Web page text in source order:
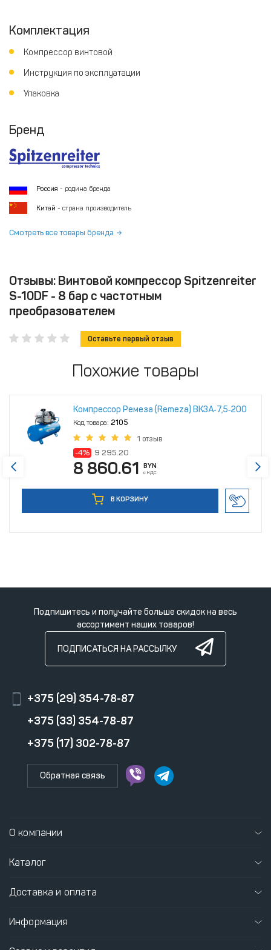
Комплектация
Компрессор винтовой
Инструкция по эксплуатации
Упаковка
Бренд
Россия - родина бренда
Китай - страна производитель
Смотреть все товары бренда
Отзывы: Винтовой компрессор Spitzenreiter
S-10DF - 8 бар с частотным
преобразователем
Оставьте первый отзыв
Похожие товары
Компрессор Ремеза (Remeza) ВК3А‑7,5‑200
Код товара: 2105
1 отзыв
-4% 9 295.20
8 860.61 BYN
с НДС
В КОРЗИНУ
Подпишитесь и получайте больше скидок на весь
ассортимент наших товаров!
ПОДПИСАТЬСЯ НА РАССЫЛКУ
+375 (29) 354-78-87
+375 (33) 354-78-87
+375 (17) 302-78-87
Обратная связь
О компании
Каталог
Доставка и оплата
Информация